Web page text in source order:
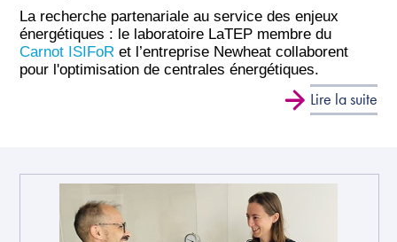
La recherche partenariale au service des enjeux
énergétiques : le laboratoire LaTEP membre du
Carnot ISIFoR et l’entreprise Newheat collaborent
pour l'optimisation de centrales énergétiques.
Lire la suite